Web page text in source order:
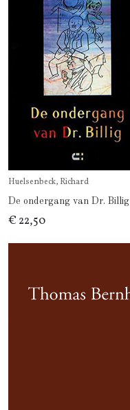
Huelsenbeck, Richard
De ondergang van Dr. Billig
€ 22,50